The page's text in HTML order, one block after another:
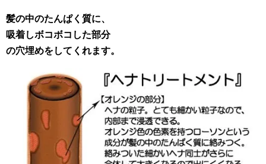
髪の中のたんぱく質に、
吸着しボコボコした部分
の穴埋めをしてくれます。